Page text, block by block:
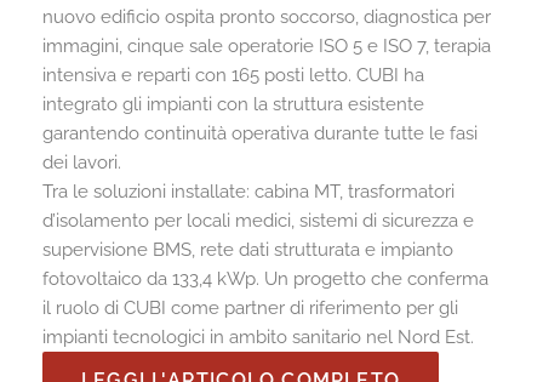
nuovo edificio ospita pronto soccorso, diagnostica per
immagini, cinque sale operatorie ISO 5 e ISO 7, terapia
intensiva e reparti con 165 posti letto. CUBI ha
integrato gli impianti con la struttura esistente
garantendo continuità operativa durante tutte le fasi
dei lavori.
Tra le soluzioni installate: cabina MT, trasformatori
d’isolamento per locali medici, sistemi di sicurezza e
supervisione BMS, rete dati strutturata e impianto
fotovoltaico da 133,4 kWp. Un progetto che conferma
il ruolo di CUBI come partner di riferimento per gli
impianti tecnologici in ambito sanitario nel Nord Est.